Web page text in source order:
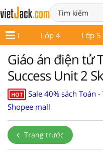
Lớp 3 Lớp 4 Lớp 5
Giáo án điện tử
Success Unit 2
HOT
Sale 40% sách Toán
Shopee mall
Trang trước